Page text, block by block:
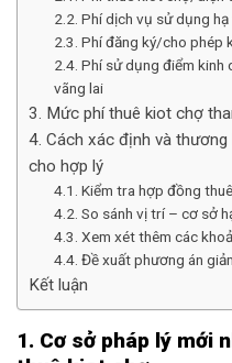
2.2. Phí dịch vụ sử dụng
2.3. Phí đăng ký/cho phép
2.4. Phí sử dụng điểm kinh
vãng lai
3. Mức phí thuê kiot chợ
4. Cách xác định và
cho hợp lý
4.1. Kiểm tra hợp đồng
4.2. So sánh vị trí – cơ sở
4.3. Xem xét thêm các
4.4. Đề xuất phương án
Kết luận
1. Cơ sở pháp lý mới